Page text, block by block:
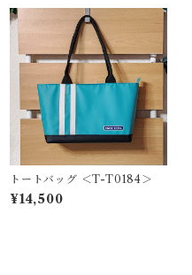
トートバッグ ＜T-T0184＞
¥14,500